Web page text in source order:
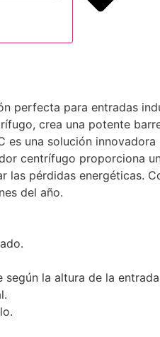
perfecta para entradas
crea una potente
una solución
centrífugo proporciona
las pérdidas energéticas.
del año.
según la altura de la